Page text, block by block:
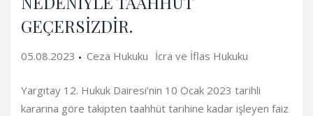
GEÇERSİZDİR.
05.08.2023 Ceza Hukuku İcra ve İflas Hukuku
Yargıtay 12. Hukuk Dairesi’nin 10 Ocak 2023 tarihli
kararına göre takipten taahhüt tarihine kadar işleyen faiz